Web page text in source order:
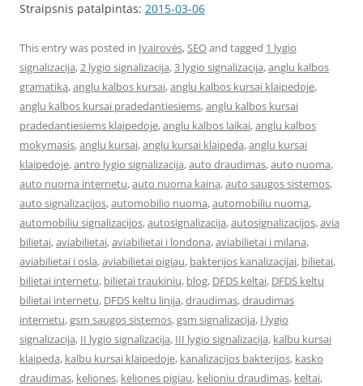
Straipsnis patalpintas: 2015-03-06
This entry was posted in Įvairovės,SEOand tagged 1 lygio
signalizacija,2 lygio signalizacija,3 lygio signalizacija,anglu kalbos
gramatika,anglu kalbos kursai,anglu kalbos kursai klaipedoje,
anglu kalbos kursai pradedantiesiems,anglu kalbos kursai
pradedantiesiems klaipedoje,anglu kalbos laikai,anglu kalbos
mokymasis,anglu kursai,anglu kursai klaipeda,anglu kursai
klaipedoje,antro lygio signalizacija,auto draudimas,auto nuoma,
auto nuoma internetu,auto nuoma kaina,auto saugos sistemos,
auto signalizacijos,automobilio nuoma,automobiliu nuoma,
automobiliu signalizacijos,autosignalizacija,autosignalizacijos,avia
bilietai,aviabilietai,aviabilietai i londona,aviabilietai i milana,
aviabilietai i osla,aviabilietai pigiau, bakterijos kanalizacijai, bilietai,
bilietai internetu, bilietai traukiniu, blog, DFDS keltai, DFDS keltu
bilietai internetu, DFDS keltu linija,draudimas,draudimas
internetu,gsm saugos sistemos,gsm signalizacija, I lygio
signalizacija, II lygio signalizacija, III lygio signalizacija, kalbu kursai
klaipeda, kalbu kursai klaipedoje, kanalizacijos bakterijos, kasko
draudimas, keliones, keliones pigiau, kelioniu draudimas, keltai,